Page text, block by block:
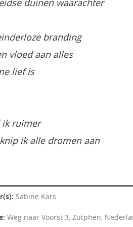
duinen waarachter
branding
vloed aan alles
lief is
ik ruimer
ik alle dromen aan
Sabine Kars
Weg naar Voorst 3, Zutphen,